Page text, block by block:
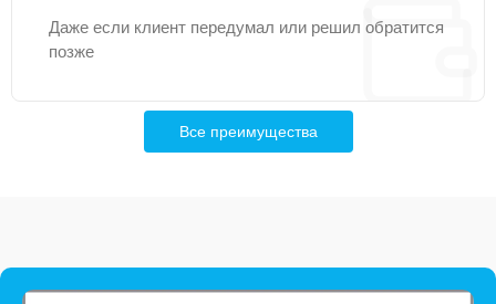
Даже если клиент передумал или решил обратится
позже
Все преимущества